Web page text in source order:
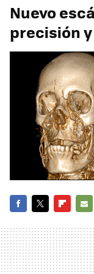
Nuevo
precisión
MAIL